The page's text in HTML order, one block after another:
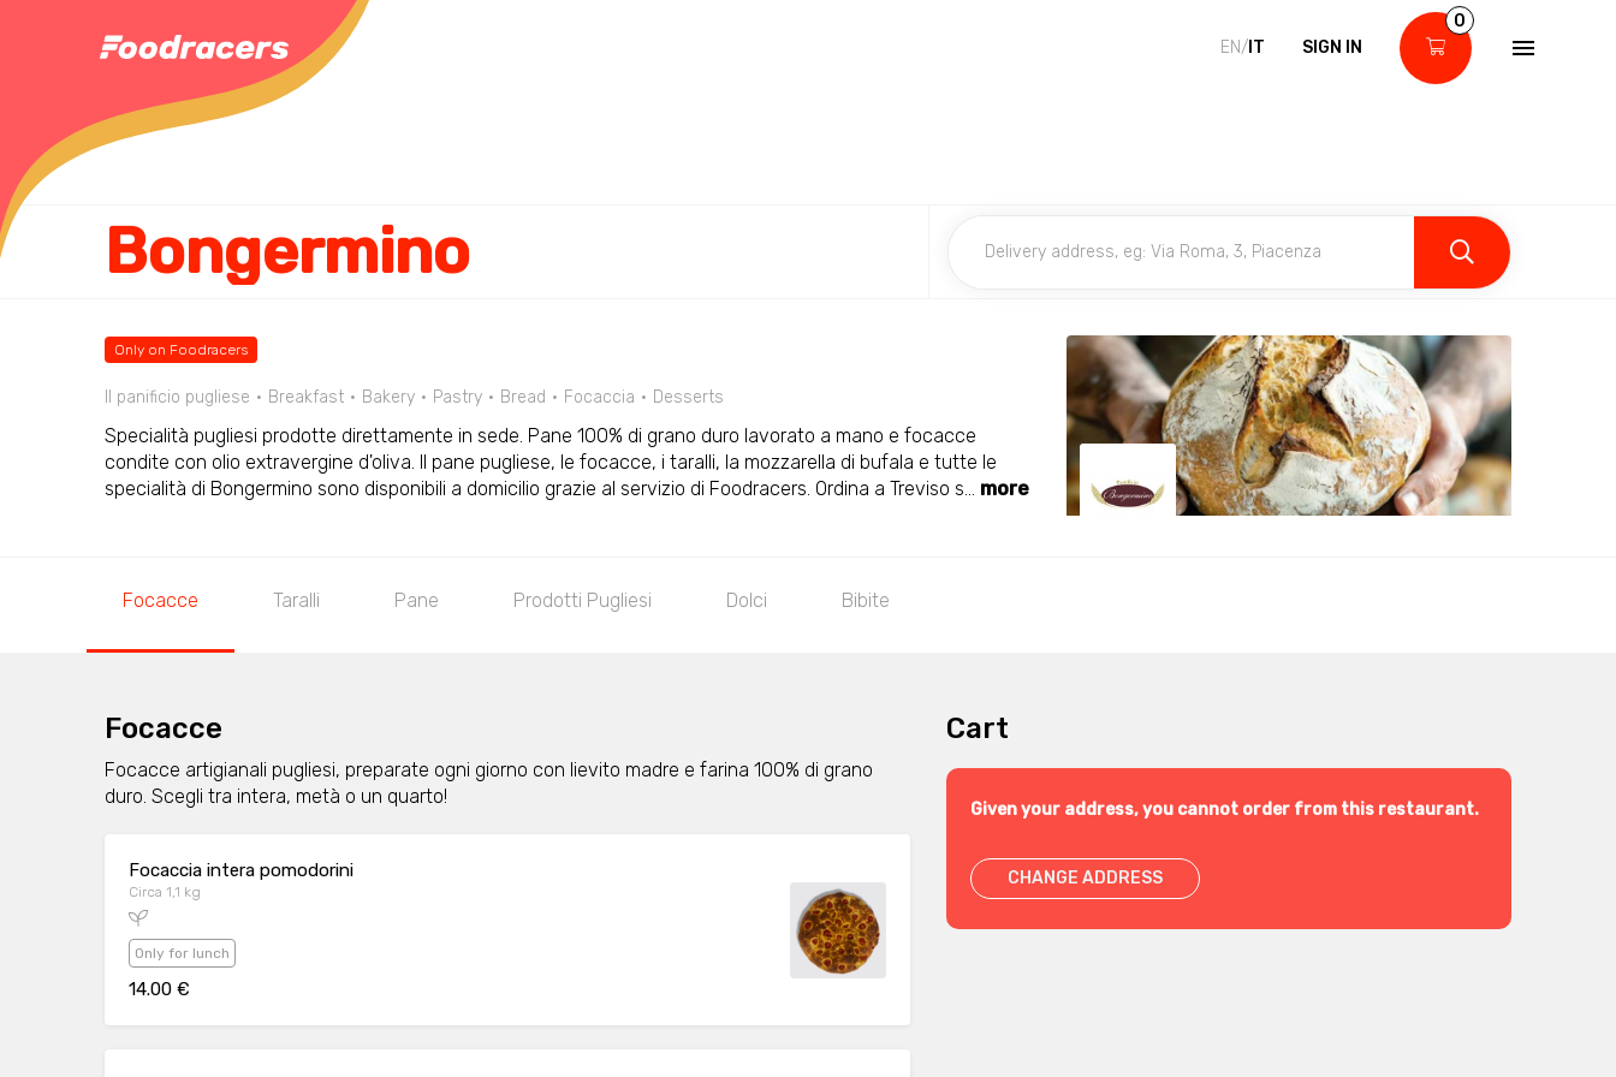
EN/ IT SIGN IN
0
Bongermino
Only on Foodracers
Il panificio pugliese Breakfast Bakery Pastry Bread Focaccia Desserts
Specialità pugliesi prodotte direttamente in sede. Pane 100% di grano duro lavorato a mano e focacce
condite con olio extravergine d'oliva. Il pane pugliese, le focacce, i taralli, la mozzarella di bufala e tutte le
specialità di Bongermino sono disponibili a domicilio grazie al servizio di Foodracers. Ordina a Treviso s... more
Focacce Taralli Pane Prodotti Pugliesi Dolci Bibite
Focacce
Focacce artigianali pugliesi, preparate ogni giorno con lievito madre e farina 100% di grano
duro. Scegli tra intera, metà o un quarto!
Focaccia intera pomodorini
Circa 1,1 kg
Only for lunch
14.00 €
Cart
Given your address, you cannot order from this restaurant.
CHANGE ADDRESS